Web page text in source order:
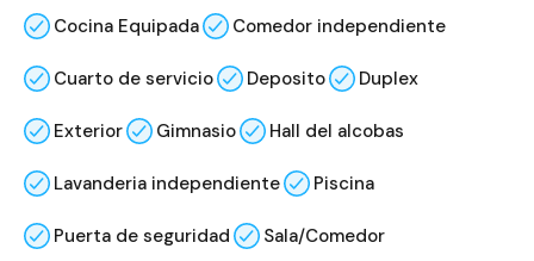
Cocina Equipada Comedor independiente
Cuarto de servicio Deposito Duplex
Exterior Gimnasio Hall del alcobas
Lavanderia independiente Piscina
Puerta de seguridad Sala/Comedor